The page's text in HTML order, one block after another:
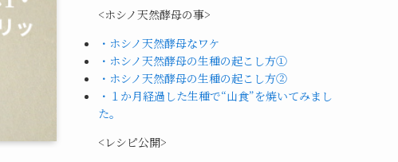
<ホシノ天然酵母の事>
・ホシノ天然酵母なワケ
・ホシノ天然酵母の生種の起こし方①
・ホシノ天然酵母の生種の起こし方②
・１か月経過した生種で“山食”を焼いてみまし
た。
<レシピ公開>